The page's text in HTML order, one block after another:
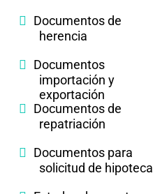
Documentos de
herencia
Documentos
importación y
exportación
Documentos de
repatriación
Documentos para
solicitud de hipoteca